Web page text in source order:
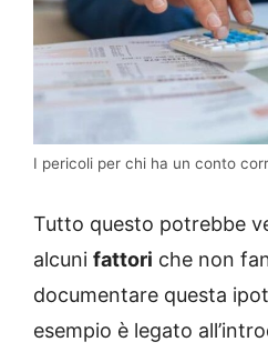
I pericoli per chi ha un conto
Tutto questo potrebbe
alcuni fattori che non
documentare questa
esempio è legato